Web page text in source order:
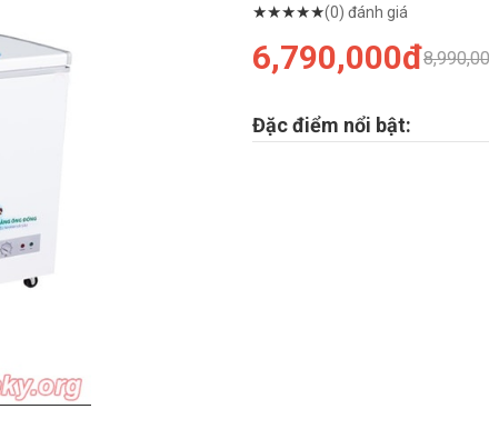
★★★★★(0) đánh giá
6,790,000đ
Đặc điểm nổi bật: